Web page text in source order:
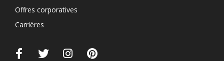
Offres corporatives
Carrières